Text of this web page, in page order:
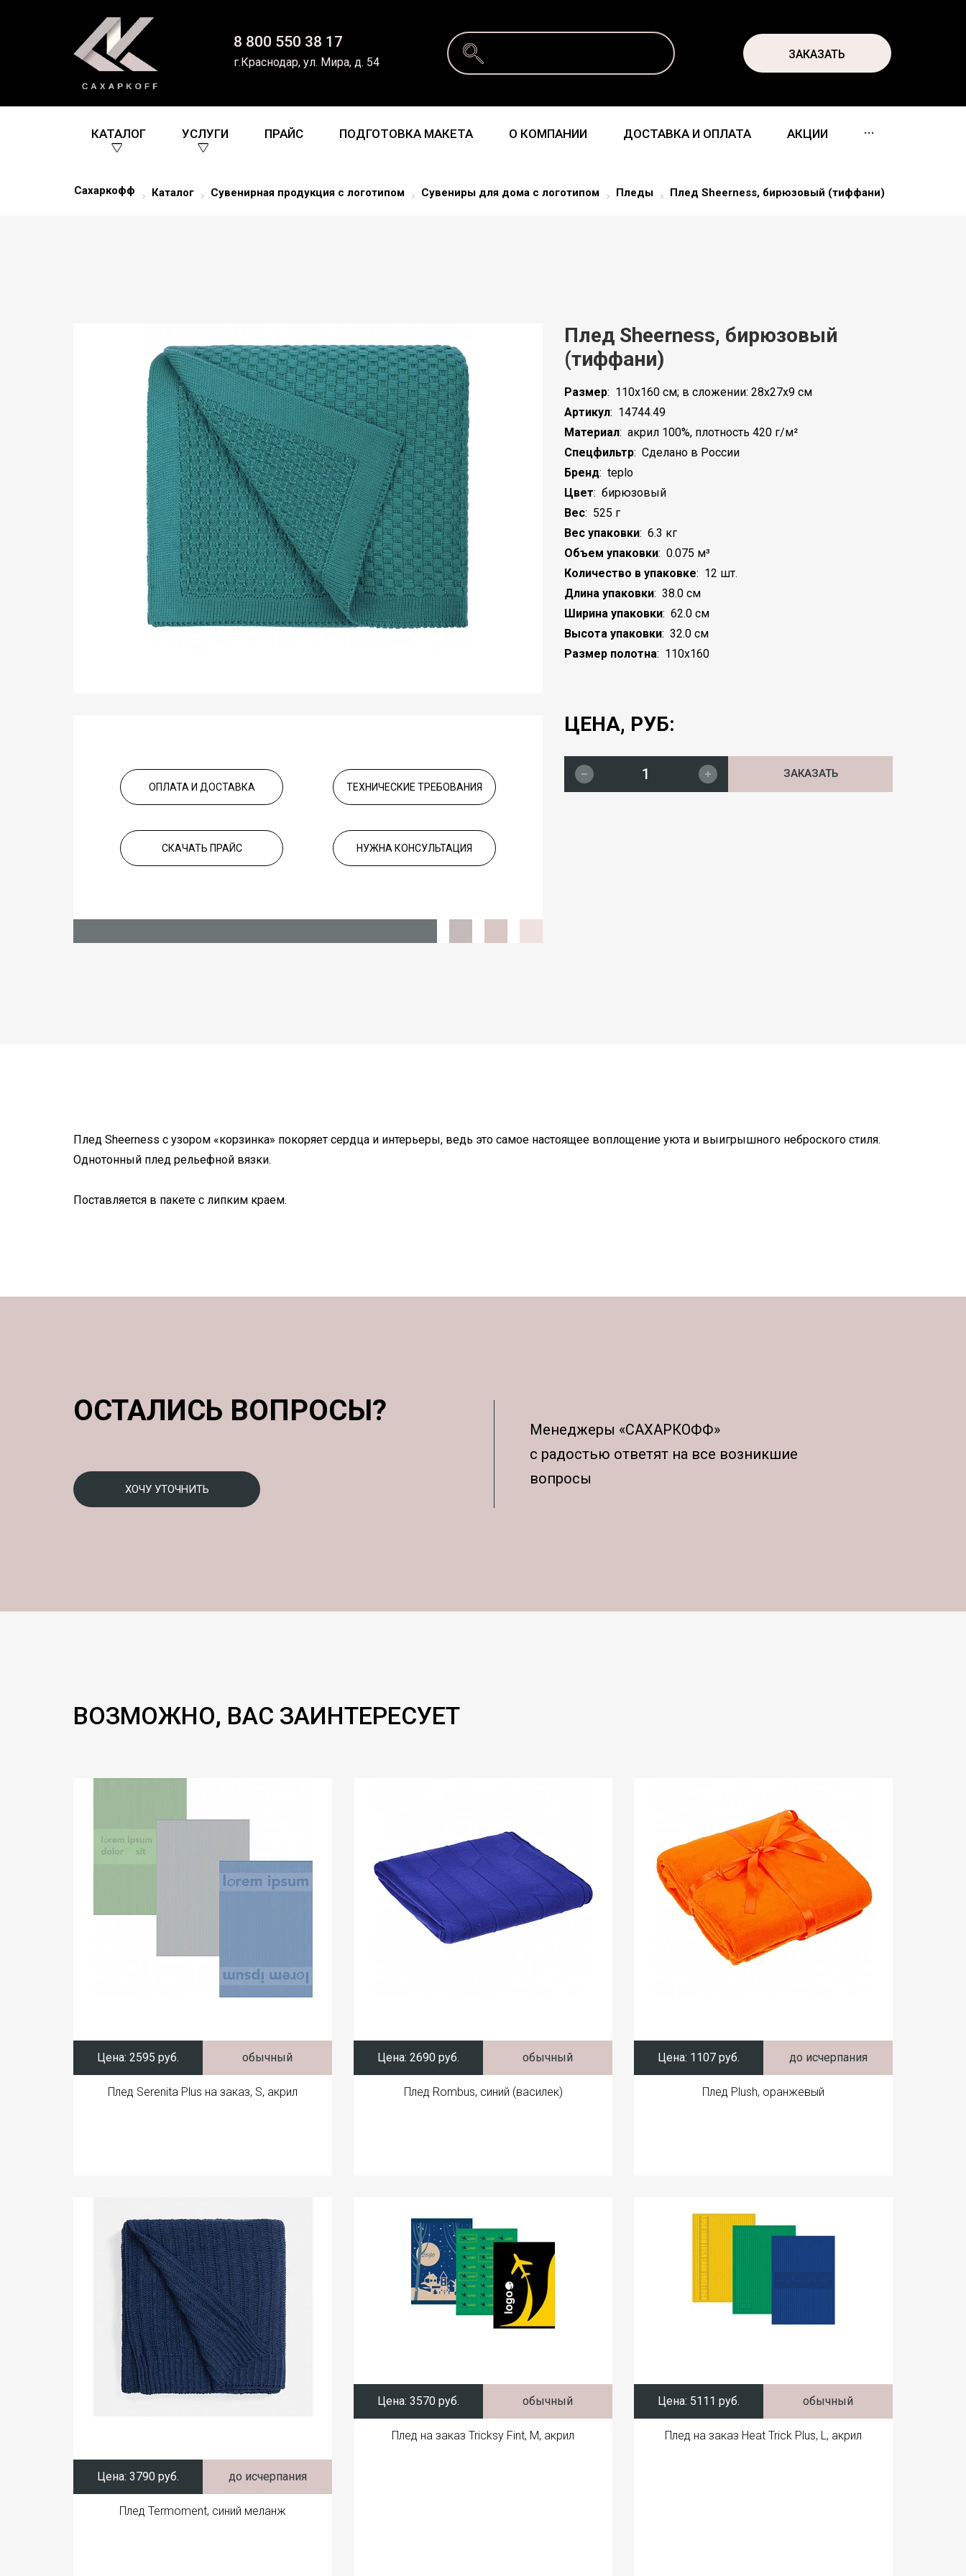
8 800 550 38 17
г.Краснодар, ул. Мира, д. 54
ЗАКАЗАТЬ
КАТАЛОГ УСЛУГИ ПРАЙС ПОДГОТОВКА МАКЕТА О КОМПАНИИ ДОСТАВКА И ОПЛАТА АКЦИИ ...
Сахаркофф Каталог Сувенирная продукция с логотипом Сувениры для дома с логотипом Пледы Плед Sheerness, бирюзовый (тиффани)
ОПЛАТА И ДОСТАВКА ТЕХНИЧЕСКИЕ ТРЕБОВАНИЯ
СКАЧАТЬ ПРАЙС НУЖНА КОНСУЛЬТАЦИЯ
Плед Sheerness, бирюзовый
(тиффани)
Размер: 110х160 см; в сложении: 28х27х9 см
Артикул: 14744.49
Материал: акрил 100%, плотность 420 г/м²
Спецфильтр: Сделано в России
Бренд: teplo
Цвет: бирюзовый
Вес: 525 г
Вес упаковки: 6.3 кг
Объем упаковки: 0.075 м³
Количество в упаковке: 12 шт.
Длина упаковки: 38.0 см
Ширина упаковки: 62.0 см
Высота упаковки: 32.0 см
Размер полотна: 110x160
ЦЕНА, РУБ:
ЗАКАЗАТЬ
Плед Sheerness с узором «корзинка» покоряет сердца и интерьеры, ведь это самое настоящее воплощение уюта и выигрышного неброского стиля.
Однотонный плед рельефной вязки.
Поставляется в пакете с липким краем.
ОСТАЛИСЬ ВОПРОСЫ?
ХОЧУ УТОЧНИТЬ
Менеджеры «САХАРКОФФ»
с радостью ответят на все возникшие
вопросы
ВОЗМОЖНО, ВАС ЗАИНТЕРЕСУЕТ
Цена: 2595 руб. обычный
Плед Serenita Plus на заказ, S, акрил
Цена: 2690 руб. обычный
Плед Rombus, синий (василек)
Цена: 1107 руб. до исчерпания
Плед Plush, оранжевый
Цена: 3790 руб. до исчерпания
Плед Termoment, синий меланж
Цена: 3570 руб. обычный
Плед на заказ Tricksy Fint, М, акрил
Цена: 5111 руб. обычный
Плед на заказ Heat Trick Plus, L, акрил